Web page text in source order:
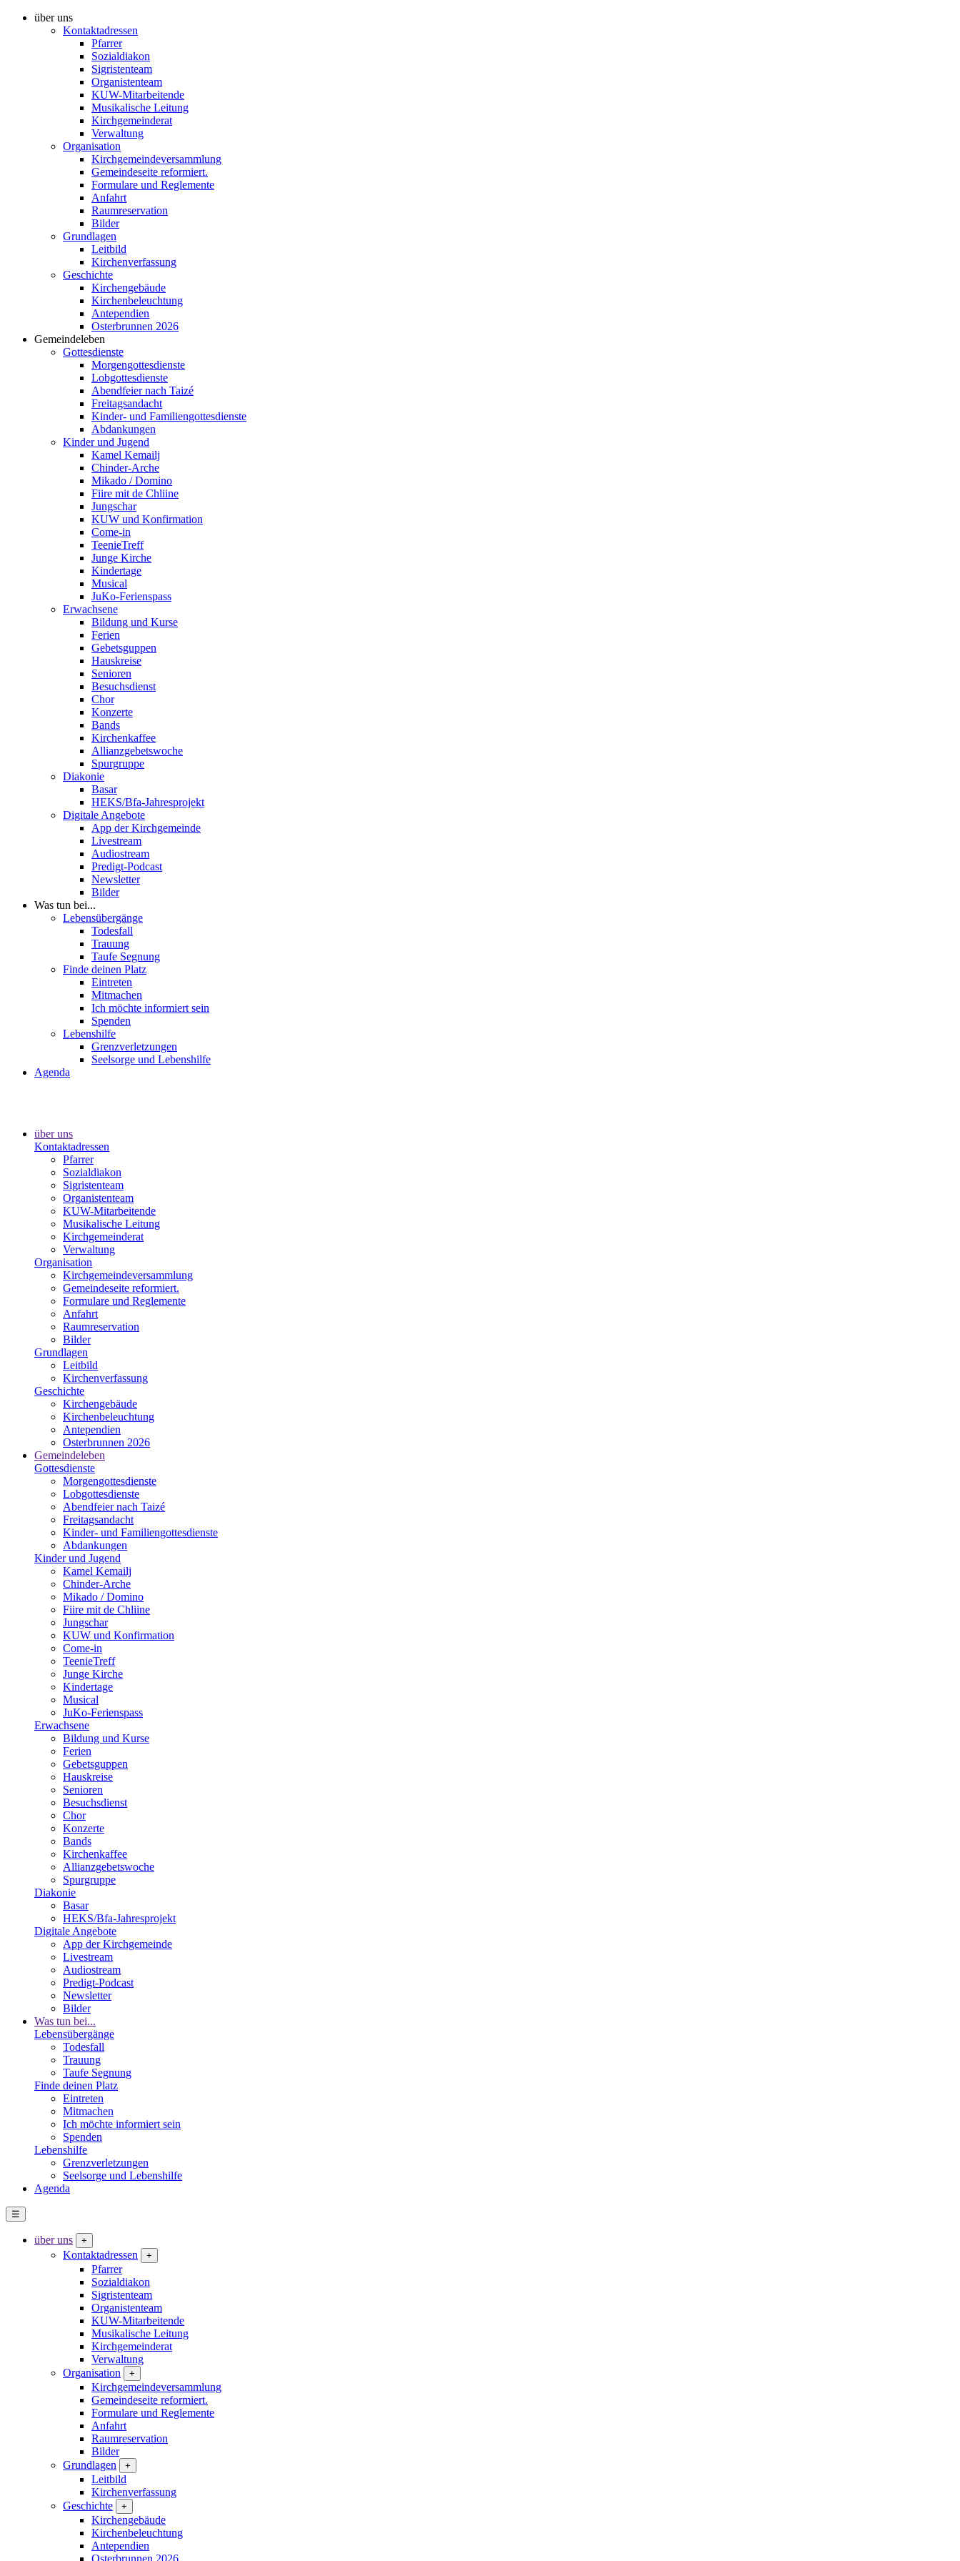
über uns
Kontaktadressen
Pfarrer
Sozialdiakon
Sigristenteam
Organistenteam
KUW-Mitarbeitende
Musikalische Leitung
Kirchgemeinderat
Verwaltung
Organisation
Kirchgemeindeversammlung
Gemeindeseite reformiert.
Formulare und Reglemente
Anfahrt
Raumreservation
Bilder
Grundlagen
Leitbild
Kirchenverfassung
Geschichte
Kirchengebäude
Kirchenbeleuchtung
Antependien
Osterbrunnen 2026
Gemeindeleben
Gottesdienste
Morgengottesdienste
Lobgottesdienste
Abendfeier nach Taizé
Freitagsandacht
Kinder- und Familien­gottesdienste
Abdankungen
Kinder und Jugend
Kamel Kemailj
Chinder-Arche
Mikado / Domino
Fiire mit de Chliine
Jungschar
KUW und Konfirmation
Come-in
TeenieTreff
Junge Kirche
Kindertage
Musical
JuKo-Ferienspass
Erwachsene
Bildung und Kurse
Ferien
Gebetsguppen
Hauskreise
Senioren
Besuchsdienst
Chor
Konzerte
Bands
Kirchenkaffee
Allianzgebetswoche
Spurgruppe
Diakonie
Basar
HEKS/Bfa-Jahresprojekt
Digitale Angebote
App der Kirchgemeinde
Livestream
Audiostream
Predigt-Podcast
Newsletter
Bilder
Was tun bei...
Lebensübergänge
Todesfall
Trauung
Taufe Segnung
Finde deinen Platz
Eintreten
Mitmachen
Ich möchte informiert sein
Spenden
Lebenshilfe
Grenzverletzungen
Seelsorge und Lebenshilfe
Agenda
über uns
Kontaktadressen
Pfarrer
Sozialdiakon
Sigristenteam
Organistenteam
KUW-Mitarbeitende
Musikalische Leitung
Kirchgemeinderat
Verwaltung
Organisation
Kirchgemeindeversammlung
Gemeindeseite reformiert.
Formulare und Reglemente
Anfahrt
Raumreservation
Bilder
Grundlagen
Leitbild
Kirchenverfassung
Geschichte
Kirchengebäude
Kirchenbeleuchtung
Antependien
Osterbrunnen 2026
Gemeindeleben
Gottesdienste
Morgengottesdienste
Lobgottesdienste
Abendfeier nach Taizé
Freitagsandacht
Kinder- und Familien­gottesdienste
Abdankungen
Kinder und Jugend
Kamel Kemailj
Chinder-Arche
Mikado / Domino
Fiire mit de Chliine
Jungschar
KUW und Konfirmation
Come-in
TeenieTreff
Junge Kirche
Kindertage
Musical
JuKo-Ferienspass
Erwachsene
Bildung und Kurse
Ferien
Gebetsguppen
Hauskreise
Senioren
Besuchsdienst
Chor
Konzerte
Bands
Kirchenkaffee
Allianzgebetswoche
Spurgruppe
Diakonie
Basar
HEKS/Bfa-Jahresprojekt
Digitale Angebote
App der Kirchgemeinde
Livestream
Audiostream
Predigt-Podcast
Newsletter
Bilder
Was tun bei...
Lebensübergänge
Todesfall
Trauung
Taufe Segnung
Finde deinen Platz
Eintreten
Mitmachen
Ich möchte informiert sein
Spenden
Lebenshilfe
Grenzverletzungen
Seelsorge und Lebenshilfe
Agenda
☰
über uns +
Kontaktadressen +
Pfarrer
Sozialdiakon
Sigristenteam
Organistenteam
KUW-Mitarbeitende
Musikalische Leitung
Kirchgemeinderat
Verwaltung
Organisation
+
Kirchgemeindeversammlung
Gemeindeseite reformiert.
Formulare und Reglemente
Anfahrt
Raumreservation
Bilder
Grundlagen
+
Leitbild
Kirchenverfassung
Geschichte
+
Kirchengebäude
Kirchenbeleuchtung
Antependien
Osterbrunnen 2026